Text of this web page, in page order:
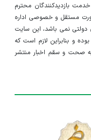
بازدیدکنندگان محترم
مستقل و خصوصی اداره
دولتی نمی باشد، این سایت
و بنابراین لازم است که
صحت و سقم اخبار منتشر